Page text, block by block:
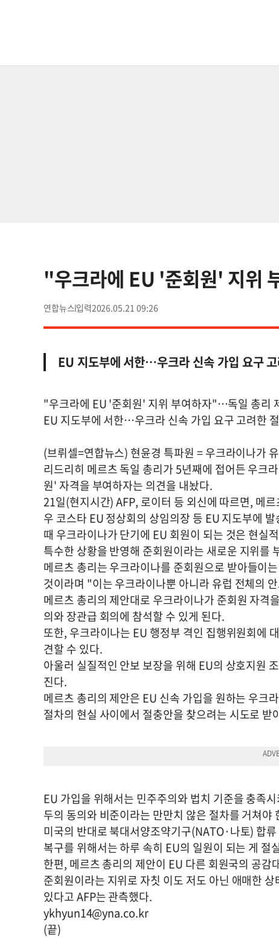
"우크라에 EU '준회원' 지위
연합뉴스 2026.05.21 09:26
EU 지도부에 서한…우크라 신속 가입 요구
"우크라에 EU '준회원' 지위 부여하자"…독일 총리
EU 지도부에 서한…우크라 신속 가입 요구 고려한
(브뤼셀=연합뉴스) 현윤경 특파원 = 우크라이나가
리드리히 메르츠 독일 총리가 5년째에 접어든 우크
원' 자격을 부여하자는 의견을 내놨다.
21일(현지시간) AFP, 로이터 등 외신에 따르면, 메
우 코스타 EU 정상회의 상임의장 등 EU 지도부에
때 우크라이나가 단기에 EU 회원이 되는 것은 현
특수한 상황을 반영해 준회원이라는 새로운 지위를
메르츠 총리는 우크라이나를 준회원으로 받아들이
것이라며 "이는 우크라이나뿐 아니라 유럽 전체의
메르츠 총리의 제안대로 우크라이나가 준회원 자격
의와 장관급 회의에 참석할 수 있게 된다.
또한, 우크라이나는 EU 행정부 격인 집행위원회에
견할 수 있다.
아울러 실질적인 안보 보장을 위해 EU의 상호지원
진다.
메르츠 총리의 제안은 EU 신속 가입을 원하는 우크
절차의 현실 사이에서 절충안을 찾으려는 시도로 받
EU 가입을 위해서는 민주주의와 법치 기준을 충족
두의 동의와 비준이라는 만만치 않은 절차를 거쳐야
미국의 반대로 북대서양조약기구(NATO·나토) 합
복구를 위해서는 하루 속히 EU의 일원이 되는 게
한편, 메르츠 총리의 제안이 EU 다른 회원국의 공
준회원이라는 지위로 자칫 이도 저도 아닌 애매한
있다고 AFP는 관측했다.
ykhyun14@yna.co.kr
(끝)